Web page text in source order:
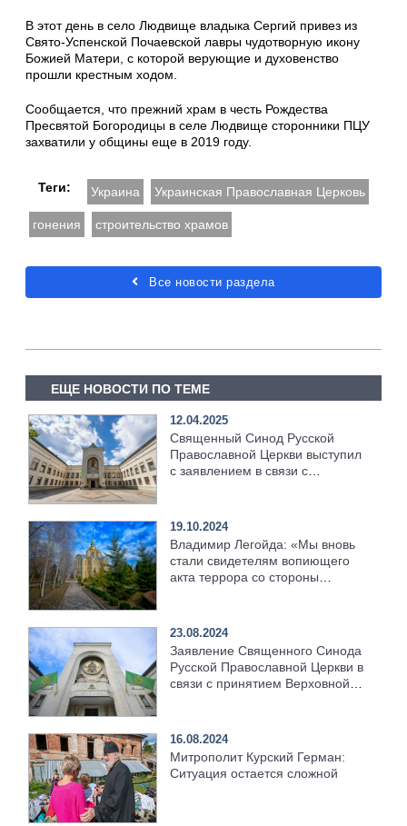
В этот день в село Людвище владыка Сергий привез из
Свято-Успенской Почаевской лавры чудотворную икону
Божией Матери, с которой верующие и духовенство
прошли крестным ходом.
Сообщается, что прежний храм в честь Рождества
Пресвятой Богородицы в селе Людвище сторонники ПЦУ
захватили у общины еще в 2019 году.
Теги: Украина Украинская Православная Церковь
гонения строительство храмов
Все новости раздела
ЕЩЕ НОВОСТИ ПО ТЕМЕ
12.04.2025
Священный Синод Русской
Православной Церкви выступил
с заявлением в связи с
Эстонской Православной Церкви
19.10.2024
Владимир Легойда: «Мы вновь
стали свидетелям вопиющего
акта террора со стороны
Украинской Православной
Церкви»
23.08.2024
Заявление Священного Синода
Русской Православной Церкви в
связи с принятием Верховной
Украинской Православной
Церкви
16.08.2024
Митрополит Курский Герман:
Ситуация остается сложной